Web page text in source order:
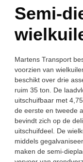
Semi-
Martens Transport
voorzien van
beschikt over drie
ruim 35 ton. De
uitschuifbaar met
de eerste en tweede
bevindt zich op de
uitschuifdeel. De
middels
maken de semi-